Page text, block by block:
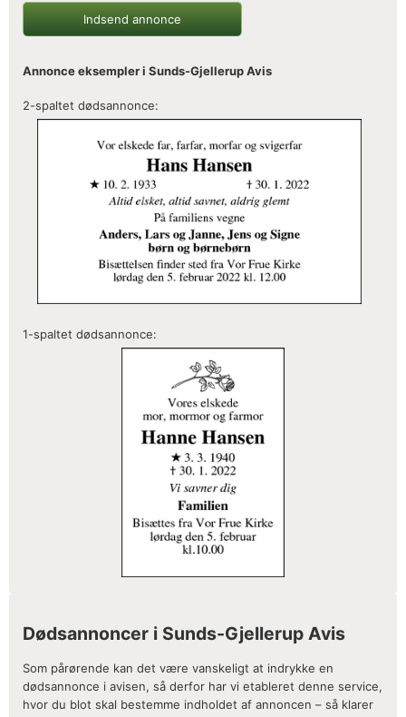
Indsend annonce
Annonce eksempler i Sunds-Gjellerup Avis
2-spaltet dødsannonce:
1-spaltet dødsannonce:
Dødsannoncer i Sunds-Gjellerup Avis
Som pårørende kan det være vanskeligt at indrykke en
dødsannonce i avisen, så derfor har vi etableret denne service,
hvor du blot skal bestemme indholdet af annoncen – så klarer